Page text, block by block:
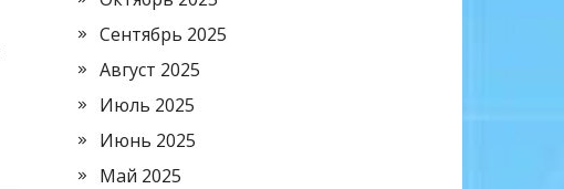
Сентябрь 2025
Август 2025
Июль 2025
Июнь 2025
Май 2025